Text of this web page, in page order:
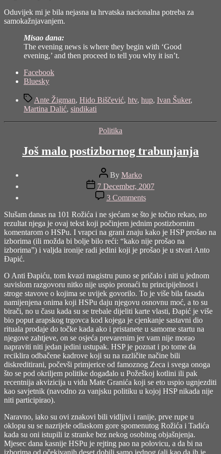
Oduvijek mi je bila nejasna ta hrvatska nacionalna potreba za
samokažnjavanjem.
Misao dana:
The evening news is where they begin with ‘Good
evening,’ and then proceed to tell you why it isn’t.
Share
"Dnevnik"
Facebook
Bluesky
TagsAnte Žigman, Hido Biščević, htv, hup, Ivan Šuker,
Martina Dalić, sindikati
Categories
Politika
Još malo postizbornog trabunjanja
Post
author
By Marko
Post
date
7 December, 2007
3 Commentson
Još
malo
postizbornog
trabunjanja
Slušam danas na 101 Rožića i ne sjećam se što je točno rekao, no
rezultat njega je ovaj tekst koji počinjem jednim postizbornim
komentarom o HSPu. I vrapci na grani znaju kako je HSP prošao na
izborima (ili možda bi bolje bilo reći: “kako nije prošao na
izborima”) i valjda ironije radi jedini koji je prošao je u stvari Anto
Đapić.
O Anti Đapiću, tom kvazi magistru puno se pričalo i niti u jednom
suvislom razgovoru nitko nije uspio pronaći tu principijelnost i
stroge stavove o kojima se uvijek govorilo. To je više bila fasada
namijenjena onima koji HSPu daju njegovu osnovnu moć, a to su
birači, no u času kada su se trebale dijeliti karte vlasti, Đapić je više
bio poput arapskog trgovca kod kojega je cjenkanje sastavni dio
rituala prodaje do točke kada ako i pristanete u samome startu na
njegove zahtjeve, on se osjeća prevarenim jer vam nije morao
napraviti niti jedan jedini ustupak. HSP je poznat i po tome da
reciklira odbačene kadrove koji su na različite načine bili
diskreditirani, počevši primjerice od famoznog Zeca i svega onoga
što se pod okriljem politike događalo u Požeškoj kotlini ili pak
recentnija akvizicija u vidu Mate Granića koji se eto uspio ugnjezditi
kao savjetnik (navodno za vanjsku politiku u kojoj HSP nikada nije
niti participirao).
Naravno, iako su ovi znakovi bili vidljivi i ranije, prve rupe u
oklopu su se nazrijele odlaskom gore spomenutog Rožića i Tadića
kada su oni istupili iz stranke bez nekog osobitog objašnjenja.
Mjesec dana kasnije HSPu je rejting pao na polovicu, a da bi na